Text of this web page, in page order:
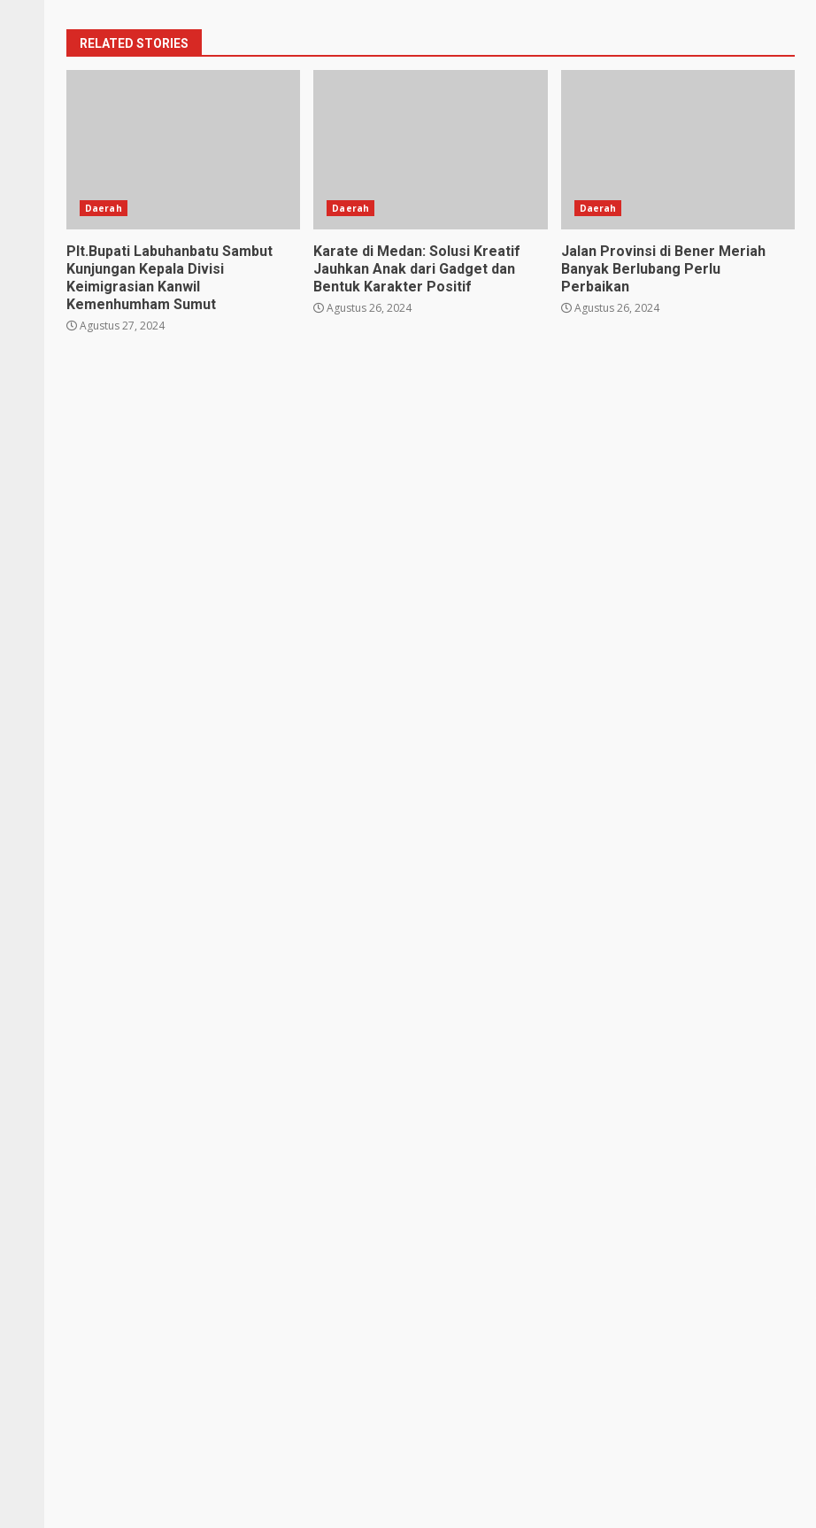
RELATED STORIES
Daerah
Plt.Bupati Labuhanbatu Sambut
Kunjungan Kepala Divisi
Keimigrasian Kanwil
Kemenhumham Sumut
Agustus 27, 2024
Daerah
Karate di Medan: Solusi Kreatif
Jauhkan Anak dari Gadget dan
Bentuk Karakter Positif
Agustus 26, 2024
Daerah
Jalan Provinsi di Bener Meriah
Banyak Berlubang Perlu
Perbaikan
Agustus 26, 2024